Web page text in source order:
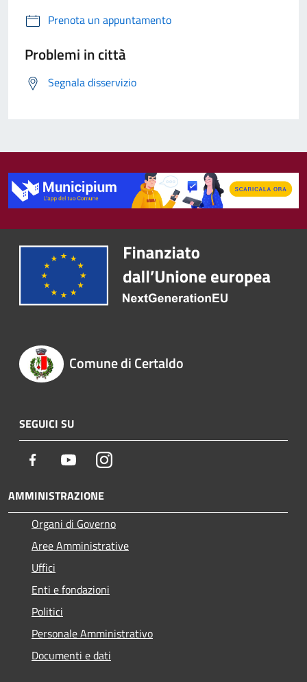
Prenota un appuntamento
Problemi in città
Segnala disservizio
Comune di Certaldo
SEGUICI SU
Facebook YoutubeInstagram
AMMINISTRAZIONE
Organi di Governo
Aree Amministrative
Uffici
Enti e fondazioni
Politici
Personale Amministrativo
Documenti e dati